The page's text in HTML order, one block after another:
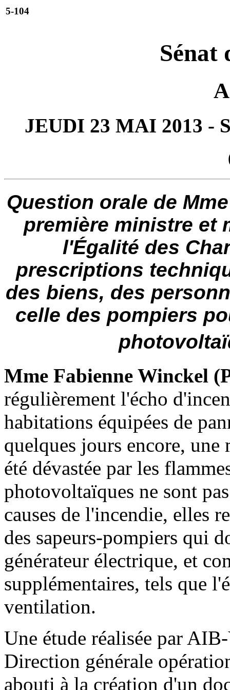
5-104
Sénat
JEUDI 23 MAI 2013 -
Question orale de
première ministre et
l'Égalité des
prescriptions
des biens, des
celle des pompiers
Mme Fabienne Winckel
régulièrement l'écho
habitations équipées de
quelques jours encore,
été dévastée par les
photovoltaïques ne sont
causes de l'incendie, elles
des sapeurs-pompiers qui
générateur électrique, et
supplémentaires, tels que
ventilation.
Une étude réalisée par
Direction générale
abouti à la création d'un